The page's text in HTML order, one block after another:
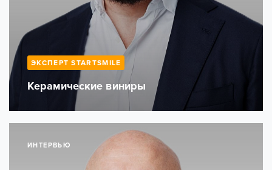
ЭКСПЕРТ STARTSMILE
Керамические виниры
ИНТЕРВЬЮ